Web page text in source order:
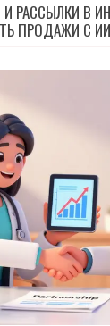
РАССЫЛКИ В
ПРОДАЖИ С ИИ